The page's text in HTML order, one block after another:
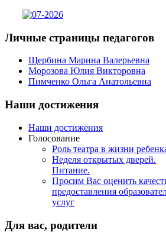
Личные страницы педагогов
Щербина Марина Валерьевна
Морозова Юлия Викторовна
Пимченко Ольга Анатольевна
Наши достижения
Наши достижения
Голосование
Роль театра в жизни
Неделя открытых дверей.
Питание.
Просим Вас оценить
предоставления
услуг
Для вас, родители